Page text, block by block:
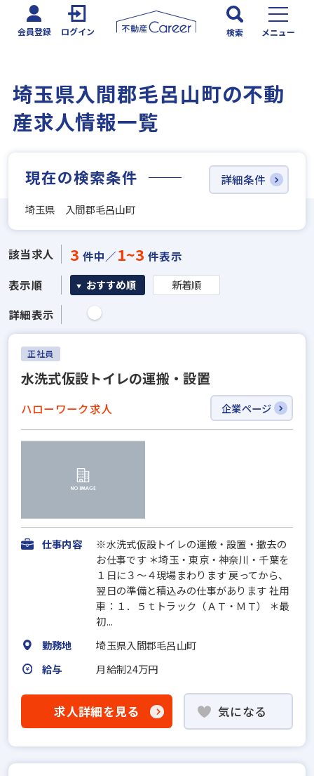
会員登録 ログイン 検索 メニュー
埼玉県入間郡毛呂山町の不動
産求人情報一覧
現在の検索条件
埼玉県 入間郡毛呂山町
詳細条件
該当求人 3 件中／1~3 件表示
表示順
おすすめ順 新着順
詳細表示
正社員
水洗式仮設トイレの運搬・設置
ハローワーク求人 企業ページ
仕事内容
※水洗式仮設トイレの運搬・設置・撤去の
お仕事です ＊埼玉・東京・神奈川・千葉を
１日に３～４現場まわります 戻ってから、
翌日の準備と積込みの仕事があります 社用
車：１．５ｔトラック（ＡＴ・ＭＴ） ＊最
初...
勤務地
埼玉県入間郡毛呂山町
給与
月給制24万円
求人詳細を見る 気になる